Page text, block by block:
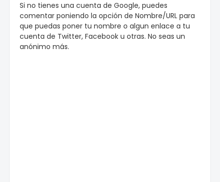
Si no tienes una cuenta de Google, puedes
comentar poniendo la opción de Nombre/URL para
que puedas poner tu nombre o algun enlace a tu
cuenta de Twitter, Facebook u otras. No seas un
anónimo más.